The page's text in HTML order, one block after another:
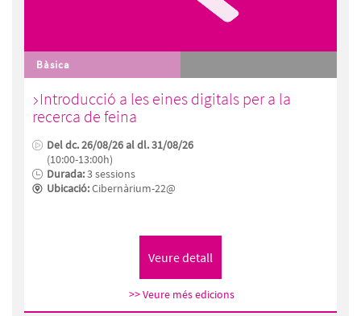
Bàsica
Introducció a les eines digitals per a la
recerca de feina
Del dc. 26/08/26 al dl. 31/08/26
(10:00-13:00h)
Durada:3 sessions
Ubicació:Cibernàrium-22@
>> Veure més edicions